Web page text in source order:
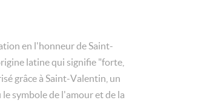
en l'honneur de Saint-
latine qui signifie "forte,
grâce à Saint-Valentin, un
symbole de l'amour et de la